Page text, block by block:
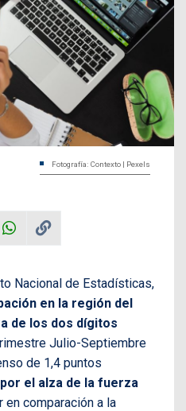
Fotografía: Contexto | Pexels
Nacional de Estadísticas,
en la región del
de los dos dígitos
Julio-Septiembre
de 1,4 puntos
el alza de la fuerza
en comparación a la